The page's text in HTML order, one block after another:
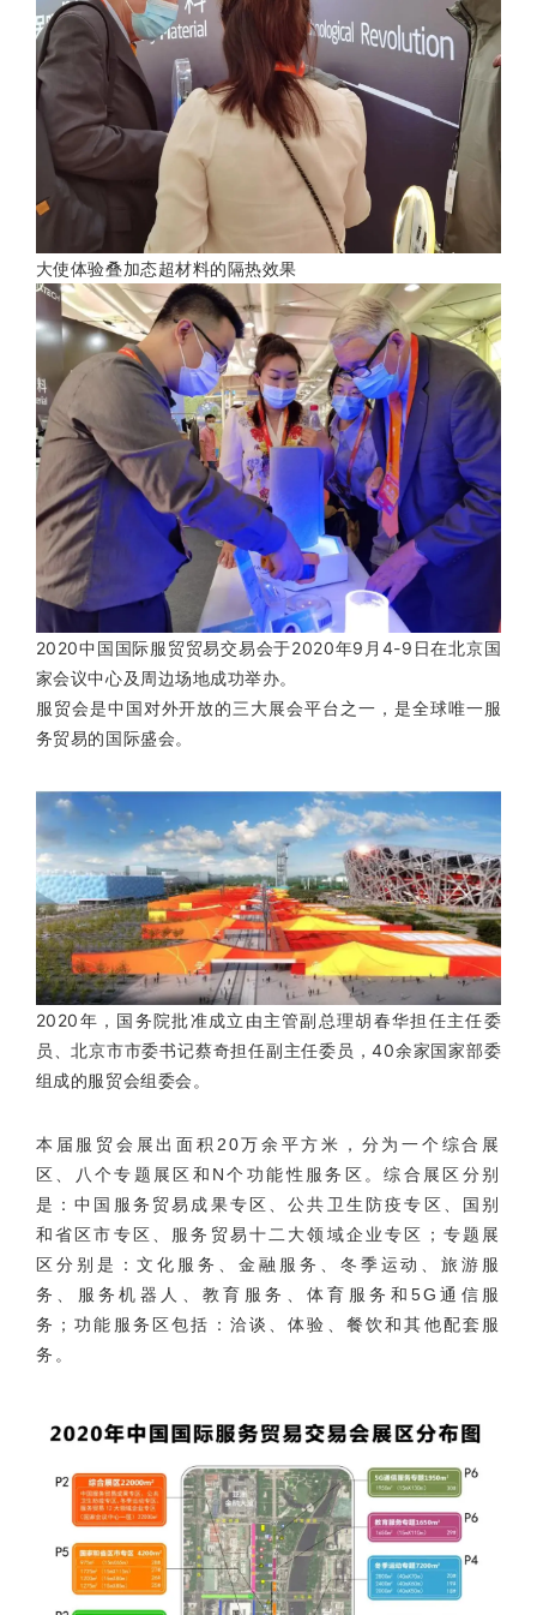
大使体验叠加态超材料的隔热效果
2020中国国际服贸贸易交易会于2020年9月4-9日在北京国
家会议中心及周边场地成功举办。
服贸会是中国对外开放的三大展会平台之一，是全球唯一服
务贸易的国际盛会。
2020年，国务院批准成立由主管副总理胡春华担任主任委
员、北京市市委书记蔡奇担任副主任委员，40余家国家部委
组成的服贸会组委会。
本届服贸会展出面积20万余平方米，分为一个综合展
区、八个专题展区和N个功能性服务区。综合展区分别
是：中国服务贸易成果专区、公共卫生防疫专区、国别
和省区市专区、服务贸易十二大领域企业专区；专题展
区分别是：文化服务、金融服务、冬季运动、旅游服
务、服务机器人、教育服务、体育服务和5G通信服
务；功能服务区包括：洽谈、体验、餐饮和其他配套服
务。